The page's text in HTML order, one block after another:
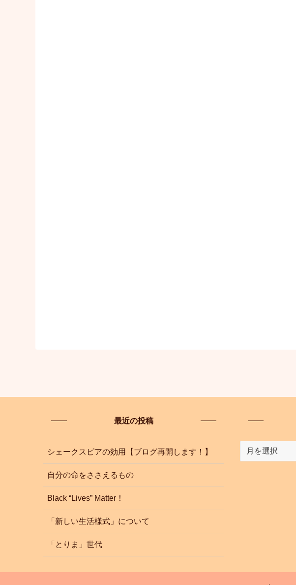
最近の投稿
シェークスピアの効用【ブログ再開します！】
自分の命をささえるもの
Black “Lives” Matter！
「新しい生活様式」について
「とりま」世代